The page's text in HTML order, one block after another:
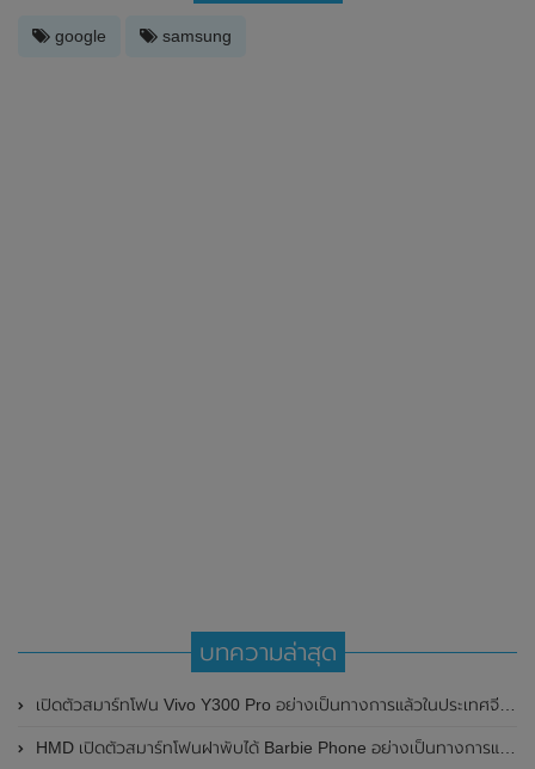
google samsung
บทความล่าสุด
เปิดตัวสมาร์ทโฟน Vivo Y300 Pro อย่างเป็นทางการแล้วในประเทศจีน มาพร้อมดีไซน์พรีเมี่ยม ทนทาน และแบตเตอรี่สุดอึดขนาดใหญ่ 6,500mAh พร้อมรองรับการชาร์จไว 80W
HMD เปิดตัวสมาร์ทโฟนฝาพับได้ Barbie Phone อย่างเป็นทางการแล้ว มาพร้อมธีมสีชมพูสดใส